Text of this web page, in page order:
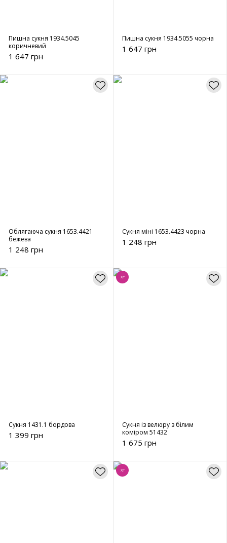
Пишна сукня 1934.5045
коричневий
1 647 грн
Пишна сукня 1934.5055 чорна
1 647 грн
Облягаюча сукня 1653.4421
бежева
1 248 грн
Сукня міні 1653.4423 чорна
1 248 грн
Сукня 1431.1 бордова
1 399 грн
Хіт
Сукня із велюру з білим
коміром 51432
1 675 грн
Хіт